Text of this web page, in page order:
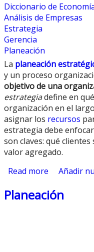
Diccionario de
Análisis de Empresas
Estrategia
Gerencia
Planeación
La planeación
y un proceso
objetivo de una
estrategiadefine en
organización en el
asignar los recursos
estrategia debe
son claves: qué
valor agregado.
Read more about
Añadir
Planeación